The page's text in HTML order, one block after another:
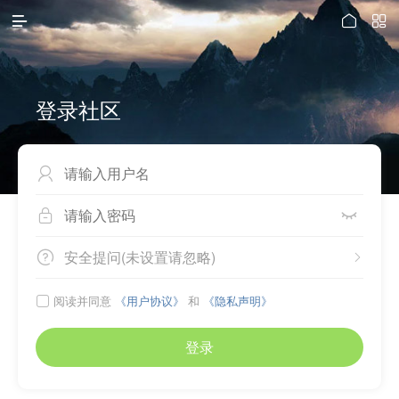
 

登录社区

 
 
安全提问(未设置请忽略)
 阅读并同意 《用户协议》 和 《隐私声明》
登录